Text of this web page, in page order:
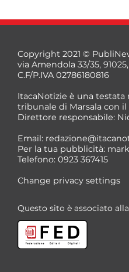
*
Copyright 2021 ©
via Amendola 33/35,
C.F/P.IVA 02786180816
ItacaNotizie è una testata
tribunale di Marsala con il
Direttore responsabile:
Email:
Per la tua pubblicità:
Telefono: 0923 367415
Change privacy settings
Questo sito è associato alla